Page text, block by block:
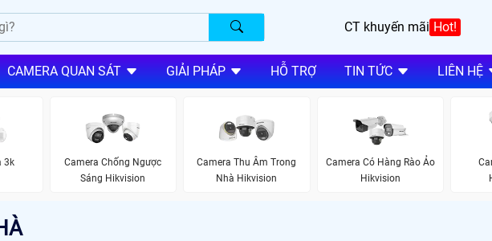
CT khuyến mãi Hot!
CAMERA QUAN SÁT GIẢI PHÁP HỖ TRỢ TIN TỨC LIÊN HỆ
3k
Camera Chống Ngược
Sáng Hikvision
Camera Thu Âm Trong
Nhà Hikvision
Camera Có Hàng Rào Ảo
Hikvision